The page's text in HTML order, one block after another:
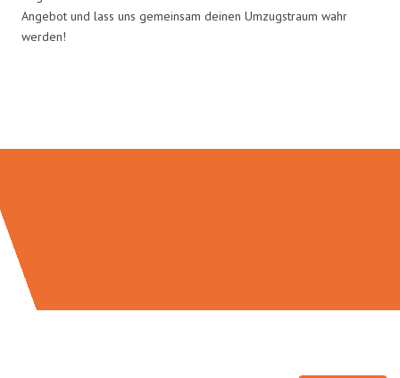
Angebot und lass uns gemeinsam deinen Umzugstraum wahr
werden!